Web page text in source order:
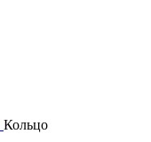
Кольцо